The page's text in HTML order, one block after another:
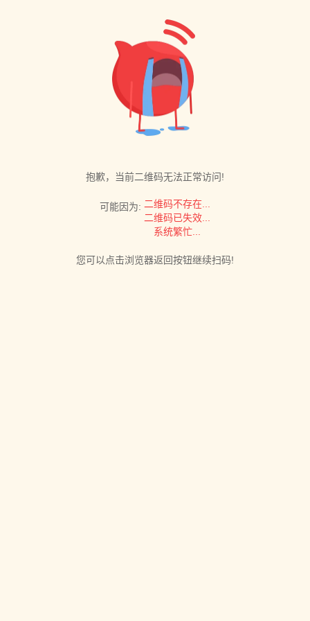
抱歉，当前二维码无法正常访问!
可能因为: 二维码不存在...
二维码已失效...
系统繁忙...
您可以点击浏览器返回按钮继续扫码!